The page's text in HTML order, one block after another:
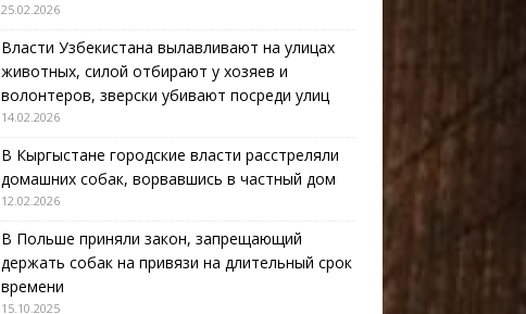
25.02.2026
Власти Узбекистана вылавливают на улицах
животных, силой отбирают у хозяев и
волонтеров, зверски убивают посреди улиц
14.02.2026
В Кыргыстане городские власти расстреляли
домашних собак, ворвавшись в частный дом
12.02.2026
В Польше приняли закон, запрещающий
держать собак на привязи на длительный срок
времени
15.10.2025